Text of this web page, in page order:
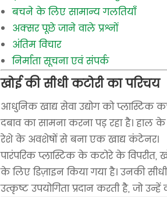
बचने के लिए सामान्य गलतियाँ
अक्सर पूछे जाने वाले प्रश्नों
अंतिम विचार
निर्माता सूचना एवं संपर्क
खोई की सीधी कटोरी का परिचय
आधुनिक खाद्य सेवा उद्योग को
दबाव का सामना करना पड़ रहा है। हाल
रेशे के अवशेषों से बना एक खाद्य कंटेनर।
पारंपरिक प्लास्टिक के कटोरे के
के लिए डिज़ाइन किया गया है। उनकी
उत्कृष्ट उपयोगिता प्रदान करती है, जो